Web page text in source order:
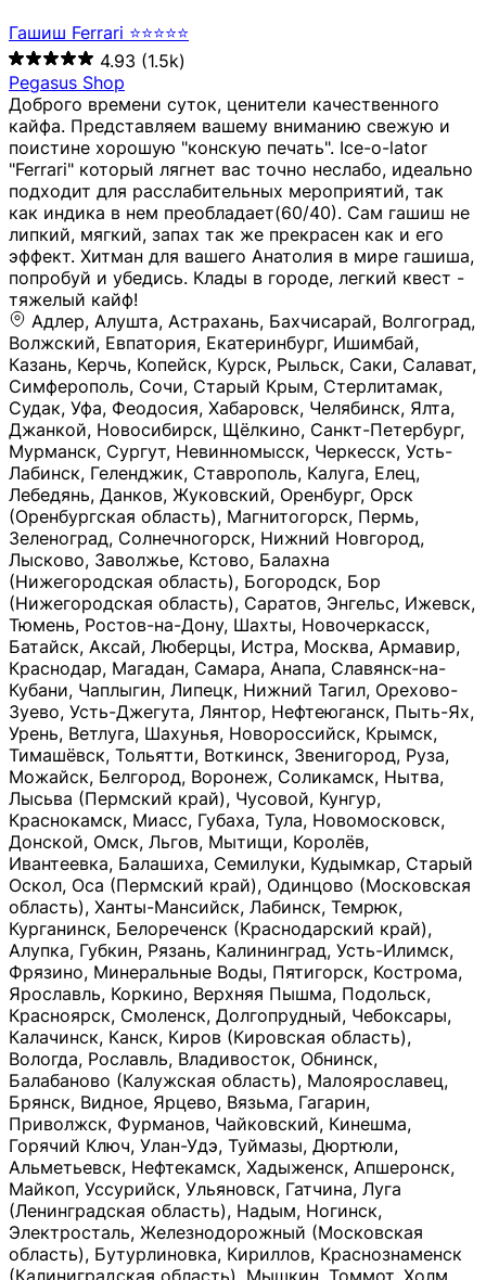
Гашиш Ferrari ⭐⭐⭐⭐⭐
4.93 (1.5k)
Pegasus Shop
Доброго времени суток, ценители качественного
кайфа. Представляем вашему вниманию свежую и
поистине хорошую "конскую печать". Ice-o-lator
"Ferrari" который лягнет вас точно неслабо, идеально
подходит для расслабительных мероприятий, так
как индика в нем преобладает(60/40). Сам гашиш не
липкий, мягкий, запах так же прекрасен как и его
эффект. Хитман для вашего Анатолия в мире гашиша,
попробуй и убедись. Клады в городе, легкий квест -
тяжелый кайф!
Адлер, Алушта, Астрахань, Бахчисарай, Волгоград, Волжский, Евпатория, Екатеринбург, Ишимбай, Казань, Керчь, Копейск, Курск, Рыльск, Саки, Салават, Симферополь, Сочи, Старый Крым, Стерлитамак, Судак, Уфа, Феодосия, Хабаровск, Челябинск, Ялта, Джанкой, Новосибирск, Щёлкино, Санкт-Петербург, Мурманск, Сургут, Невинномысск, Черкесск, Усть-Лабинск, Геленджик, Ставрополь, Калуга, Елец, Лебедянь, Данков, Жуковский, Оренбург, Орск (Оренбургская область), Магнитогорск, Пермь, Зеленоград, Солнечногорск, Нижний Новгород, Лысково, Заволжье, Кстово, Балахна (Нижегородская область), Богородск, Бор (Нижегородская область), Саратов, Энгельс, Ижевск, Тюмень, Ростов-на-Дону, Шахты, Новочеркасск, Батайск, Аксай, Люберцы, Истра, Москва, Армавир, Краснодар, Магадан, Самара, Анапа, Славянск-на-Кубани, Чаплыгин, Липецк, Нижний Тагил, Орехово-Зуево, Усть-Джегута, Лянтор, Нефтеюганск, Пыть-Ях, Урень, Ветлуга, Шахунья, Новороссийск, Крымск, Тимашёвск, Тольятти, Воткинск, Звенигород, Руза, Можайск, Белгород, Воронеж, Соликамск, Нытва, Лысьва (Пермский край), Чусовой, Кунгур, Краснокамск, Миасс, Губаха, Тула, Новомосковск, Донской, Омск, Льгов, Мытищи, Королёв, Ивантеевка, Балашиха, Семилуки, Кудымкар, Старый Оскол, Оса (Пермский край), Одинцово (Московская область), Ханты-Мансийск, Лабинск, Темрюк, Курганинск, Белореченск (Краснодарский край), Алупкa, Губкин, Рязань, Калининград, Усть-Илимск, Фрязино, Минеральные Воды, Пятигорск, Кострома, Ярославль, Коркино, Верхняя Пышма, Подольск, Красноярск, Смоленск, Долгопрудный, Чебоксары, Калачинск, Канск, Киров (Кировская область), Вологда, Рославль, Владивосток, Обнинск, Балабаново (Калужская область), Малоярославец, Брянск, Видное, Ярцево, Вязьма, Гагарин, Приволжск, Фурманов, Чайковский, Кинешма, Горячий Ключ, Улан-Удэ, Туймазы, Дюртюли, Альметьевск, Нефтекамск, Хадыженск, Апшеронск, Майкоп, Уссурийск, Ульяновск, Гатчина, Луга (Ленинградская область), Надым, Ногинск, Электросталь, Железнодорожный (Московская область), Бутурлиновка, Кириллов, Краснознаменск (Калиниградская область), Мышкин, Томмот, Холм, Абакан, Абдулино, Агидель, Агрыз, Адыгейск, Азнакаево, Алатырь, Алдан, Алейск, Александров, Александровск, Алексеевка (Белгородская обл.), Алексин, Амурск, Анадырь, Ангарск, Андреаполь, Анжеро-Судженск, Анива, Апатиты, Арамиль, Ардон, Арзамас, Аркадак, Арсеньев, Артём, Артёмовский, Архангельск, Асбест, Асино, Аткарск, Ахтубинск, Аша, Бабаево (Вологодская область), Бавлы (Республика Татарстан), Байкальск, Бакал, Баксан, Балаклава, Балаково (Саратовская область), Балашов (Саратовская область), Балтийск, Барабинск, Барнаул, Барыш (Ульяновская область), Бежецк, Белая Калитва (Ростовская область), Белебей, Белогорск (Крым), Белозерск, Белокуриха, Беломорск, Белоозёрский (Московская область), Белорецк (Республика Башкортостан), Кызыл, Белоярский (Ханты-Мансийский АО), Бердск, Березники (Пермский край), Берёзовский (Кемеровская область), Берёзовский (Свердловская область), Беслан, Бийск, Бикин, Билибино, Биробиджан, Благовещенск (Амурская область), Благовещенск (Башкортостан), Бобров, Богородицк, Боготол, Богучар, Бокситогорск (Ленинградская область), Бологое (Тверская область), Болхов, Большой Камень (Приморский край), Борисоглебск (Воронежская область), Боровичи (Новгородская область), Боровск, Бородино, Братск, Бронницы (Московская область), Бугульма (Республика Татарстан), Бугуруслан (Оренбургская область), Буинск, Буй, Буйнакск, Валдай, Валуйки, Велиж, Великие Луки, Великий Новгород, Великий Устюг, Вельск, Венёв, Верещагино, Верхнеуральск, Верхний Уфалей, Верхняя Салда, Верхняя Тура, Весьегонск, Вилючинск, Вихоревка, Вичуга, Владикавказ, Волгодонск, Волгореченск, Володарск, Волосово, Волчанск, Вольск, Воркута, Ворсма, Всеволожск (Ленинградская область), Вуктыл, Выкса, Высоковск, Высоцк, Вытегра, Вышний Волочёк, Вяземский, Вязники, Вятские Поляны, Нея, Шилка, Гаврилов Посад, Гаврилов-Ям, Гай, Галич, Гдов, Голицыно, Горно-Алтайск, Горнозаводск, Горняк, Городец, Гороховец, Гремячинск, Грозный, Грязи, Грязовец, Губкинский, Гуково, Гулькевичи, Гурьевск (Калининградская область), Гурьевск (Кемеровская область), Гусев, Гусь-Хрустальный, Давлеканово, Далматово, Дальнегорск, Дегтярск, Дедовск, Демидов, Дербент, Десногорск, Дзержинск, Дзержинский (Московская область), Дивногорск, Димитровград, Дмитровск, Дно, Добрянка, Долинск, Домодедово, Донецк (ДНР), Дорогобуж, Дрезна, Дубна, Дудинка, Духовщина, Дятьково, Егорьевск, Елабуга, Елизово, Ельня (Будет изменено название), Емва, Енисейск, Ермолино, Ершов, Ессентуки, Ефремов, Железноводск, Железногорск (Красноярский край), Железногорск (Курская область), Железногорск-Илимский, Жигулёвск, Жиздра, Жирновск, Жуков, Жуковка, Заводоуковск, Заволжск, Задонск, Заинск, Заозёрный, Заозёрск, Западная Двина, Заполярный, Зарайск, Заречный (Пензенская область), Заречный (Свердловская область), Заринск, Звенигово, Зверево, Зеленогорск ( Ленинградская обл. ), Зеленоградск, Зеленодольск, Зеленокумск, Зерноград, Зима, Змеиногорск, Зубцов, Ивангород, Иваново, Ивдель, Избербаш, Изобильный, Иланский, Инза, Инкерман, Инта, Ипатово, Искитим, Йошкар-Ола, Кадников, Калач, Калач-на-Дону, Калининск, Калтан, Калязин, Камбарка, Каменка (Пензенская область), Каменногорск (Ленинградская область), Каменск-Уральский, Каменск-Шахтинский, Камень-на-Оби, Камешково, Камышин, Канаш, Кандалакша, Карабаново, Карабаш, Карачаевск, Каргат, Каргополь, Карпинск, Карталы, Касимов, Касли, Каспийск, Катав-Ивановск, Катайск, Качканар, Кашин, Кашира, Кемерово, Кемь, Кизел, Кизилюрт, Кизляр, Кимовск, Кимры, Кингисепп, Кинель, Киреевск, Киренск, Киржач, Кириши, Кирово-Чепецк, Кировск (Ленинградская область), Кировск (Мурманская область), Кирсанов, Киселёвск, Кисловодск, Климовск, Клинцы, Княгинино, Ковдор, Ковров, Когалым, Козельск, Козьмодемьянск, Кола, Кологрив, Колпашево, Колпино, Кольчугино, Комсомольск, Комсомольск-на-Амуре, Конаково, Кондопога, Кондрово, Константиновск, Кораблино, Кореновск, Корсаков, Коряжма, Костерёво, Костомукша, Котельники, Котельниково, Котельнич, Котлас, Котовск, Кохма, Красноармейск (Московская область), Краснозаводск, Краснознаменск (Московская область), Краснокаменск, Краснослободск (Волгоградская область), Краснотурьинск, Красноуральск, Красный Сулин, Кремёнки, Кропоткин, Кубинка, Кувшиново (Тверская область), Кудрово, Кулебаки, Кумертау, Курлово, Куровское, Куртамыш, Курчатов, Куса, Кушва, Кыштым, Лабытнанги, Лагань, Лаишево (Республика Татарстан), Лакинск, Лангепас, Лахденпохья, Ленинск-Кузнецкий, Ленск (Республика Саха), Лермонтов (Ставропольский край), Лесозаводск (Приморский край), Лесосибирск, Ливны (Орловская область), Ликино-Дулёво, Липки (Тульская область), Лиски (Воронежская область), Лихославль, Лодейное Поле, Ломоносов (Санкт-Петербург), Лосино-Петровский, Лукоянов, Луховицы, Лыткарино, Любань (Ленинградская область), Любим, Людиново, Магас, Майский, Макаров, Малая Вишера, Малгобек, Мамадыш, Мамоново, Мантурово, Маркс, Махачкала, Мглин, Мегион, Медвежьегорск, Медногорск, Медынь, Меленки, Мелеуз, Менделеевск, Мещовск, Микунь, Миллерово, Минусинск, Миньяр, Мирный (Архангельская область), Мирный (Якутия), Михайловка (Город), Михайловск (Свердловская область), Михайловск (Ставропольский край), Могоча, Можга, Моздок, Мончегорск, Морозовск, Моршанск, Мосальск, Муравленко, Мурино, Муром, Мценск, Мыски, Набережные Челны, Навашино (Нижегородская область), Назарово (Красноярский край), Назрань, Нальчик, Наро-Фоминск, Нарткала, Нарьян-Мар, Находка, Невель (Псковская область), Невельск, Невьянск, Нелидово (Тверская область), Неман, Нерехта (Костромская область), Нерюнгри, Нестеров, Нефтегорск (Самарская область), Нефтекумск, Нижневартовск, Нижнекамск (Республика Татарстан), Нижнеудинск, Нижние Серги, Нижний Ломов, Нижняя Тура, Николаевск-на-Амуре, Никольск (Вологодская область), Никольск (Пензенская область), Новая Ладога, Новая Ляля, Новоалександровск, Новоалтайск, Нововоронеж, Новодвинск, Новозыбков, Новокубанск, Новокуйбышевск, Новомичуринск, Новопавловск, Новоржев, Новосокольники, Новотроицк, Новоульяновск, Новоуральск, Новохопёрск, Новочебоксарск, Новошахтинск, Новый Оскол, Новый Уренгой, Норильск, Нурлат, Нягань, Нязепетровск, Няндома, Облучье, Обоянь, Озёрск (Калининградская область), Озёрск (Челябинская область), Озёры, Октябрьск (Самарская область), Октябрьский (Башкортостан), Окуловка (Новгородская область), Оленегорск, Олонец, Онега, Опочка, Осинники, Осташков, Остров, Острогожск, Отрадный, Оха, Павлово, Павловск (Воронежская область), Павловск (Санкт-Петербург), Павловский Посад, Партизанск, Певек, Пенза, Первоуральск, Перевоз, Пересвет, Переславль-Залесский, Пестово (Новгородская область), Петрозаводск, Петропавловск-Камчатский, Печоры, Пикалёво, Пионерский, Питкяранта, Плавск, Плёс, Подпорожье, Покачи, Покров, Покровск, Полесск, Полысаево, Полярные Зори, Полярный, Поронайск, Порхов, Похвистнево, Почеп, Починок, Пошехонье, Правдинск, Приморск (Калининградская область), Приморско-Ахтарск, Приозерск, Прокопьевск, Протвино, Прохладный, Пугачёв, Пудож, Пустошка, Пушкино, Пущино, Пыталово, Радужный (Владимирская область), Радужный (Ханты-Мансийский АО), Райчихинск, Раменское, Рассказово, Ревда, Реж, Реутов, Родники, Россошь, Ростов (Ярославская обл.), Рошаль, Ртищево, Рубцовск, Рузаевка, Рыбинск, Рыбное, Ряжск, Салехард, Сальск, Саранск, Сарапул, Саров, Сасово, Сатка, Сафоново, Саяногорск, Саянск, Светлогорск, Светлоград, Светлый, Светогорск (Ленинградская область), Свободный, Себеж, Северобайкальск, Северодвинск, Североуральск, Сегежа, Семикаракорск, Сенгилей, Серафимович, Сергач, Сергиев Посад, Сердобск, Сертолово (Ленинградская область), Сестрорецк (Ленинградская область), Сибай, Скопин, Славгород, Сланцы, Слободской, Слюдянка, Собинка, Советск (Кировская область), Советск (Калининградская область), Советск (Тульская область), Советская Гавань, Советский (Ханты-Мансийский АО), Сокол (Вологодская область), Солигалич, Соль-Илецк, Сольцы, Сортавала, Сосенский, Сосновоборск, Сосновый Бор (Ленинградская область), Сосногорск, Спас-Клепики, Спасск-Рязанский, С